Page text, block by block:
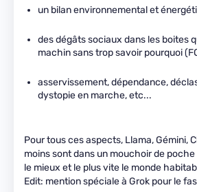
un bilan environnemental et
des dégâts sociaux dans les boites
machin sans trop savoir pourquoi
asservissement, dépendance,
dystopie en marche, etc...
Pour tous ces aspects, Llama, Gémini,
moins sont dans un mouchoir de
le mieux et le plus vite le monde
Edit: mention spéciale à Grok pour le